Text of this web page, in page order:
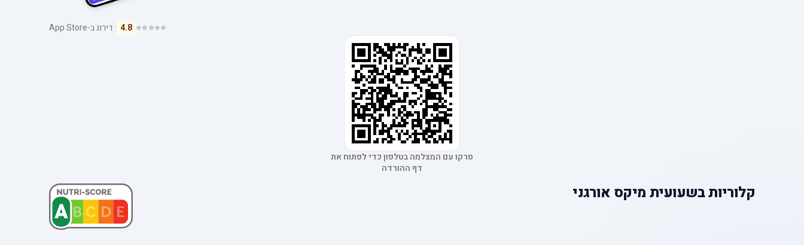
⭐⭐⭐⭐⭐
4.8 · דירוג ב-App Store
סרקו עם המצלמה בטלפון כדי לפתוח את
דף ההורדה
קלוריותבשעועית מיקס אורגני